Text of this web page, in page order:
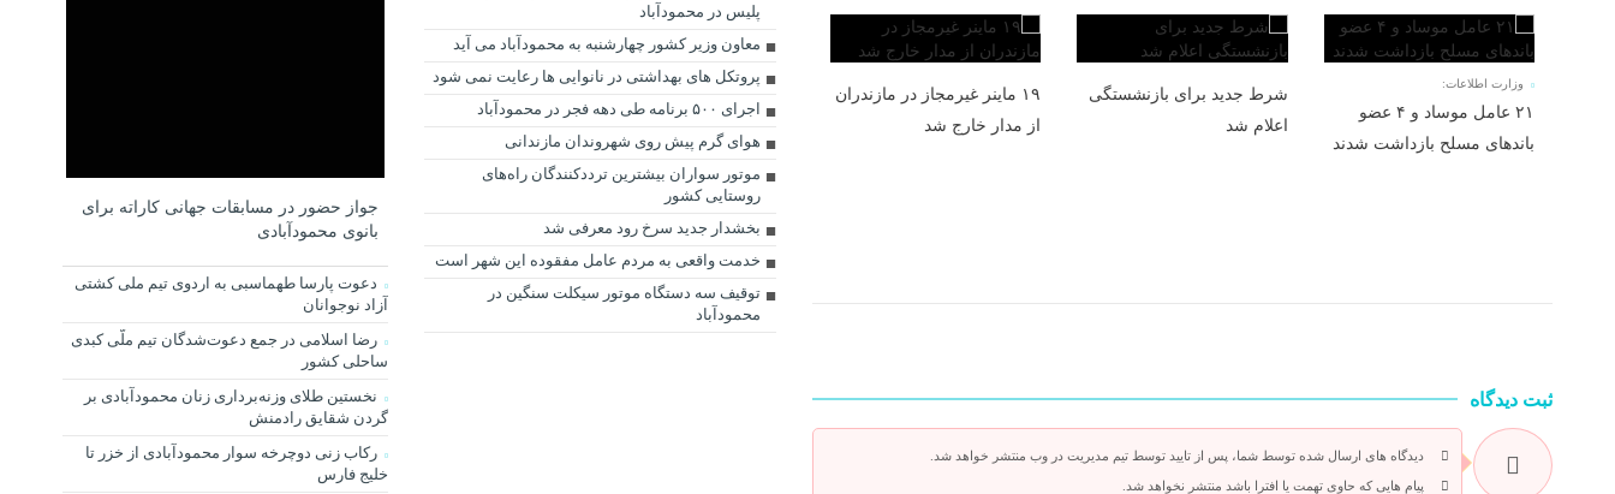
وزارت اطلاعات:
۲۱ عامل موساد و ۴ عضو
باند‌های مسلح بازداشت شدند
شرط جدید برای بازنشستگی
اعلام شد
۱۹ ماینر غیرمجاز در مازندران
از مدار خارج شد
ثبت دیدگاه
دیدگاه های ارسال شده توسط شما، پس از تایید توسط تیم مدیریت در وب منتشر خواهد شد.
پیام هایی که حاوی تهمت یا افترا باشد منتشر نخواهد شد.
پلیس در محمودآباد
معاون وزیر کشور چهارشنبه به محمودآباد می آید
پروتکل های بهداشتی در نانوایی ها رعایت نمی شود
اجرای ۵۰۰ برنامه طی دهه فجر در محمودآباد
هوای گرم پیش روی شهروندان مازندانی
موتور سواران بیشترین ترددکنندگان راه‌های
روستایی کشور
بخشدار جدید سرخ رود معرفی شد
خدمت واقعی به مردم عامل مفقوده این شهر است
توقیف سه دستگاه موتور سیکلت سنگین در
محمودآباد
جواز حضور در مسابقات جهانی کاراته برای
بانوی محمودآبادی
دعوت پارسا طهماسبی به اردوی تیم ملی کشتی
آزاد نوجوانان
رضا اسلامی در جمع دعوت‌شدگان تیم ملّی کبدی
ساحلی کشور
نخستین طلای وزنه‌برداری زنان محمودآبادی بر
گردن شقایق رادمنش
رکاب زنی دوچرخه سوار محمودآبادی از خزر تا
خلیج فارس